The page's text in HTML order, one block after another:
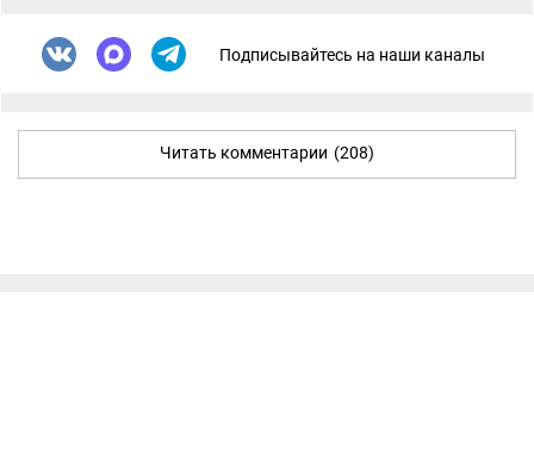
Подписывайтесь на наши каналы
Читать комментарии (208)